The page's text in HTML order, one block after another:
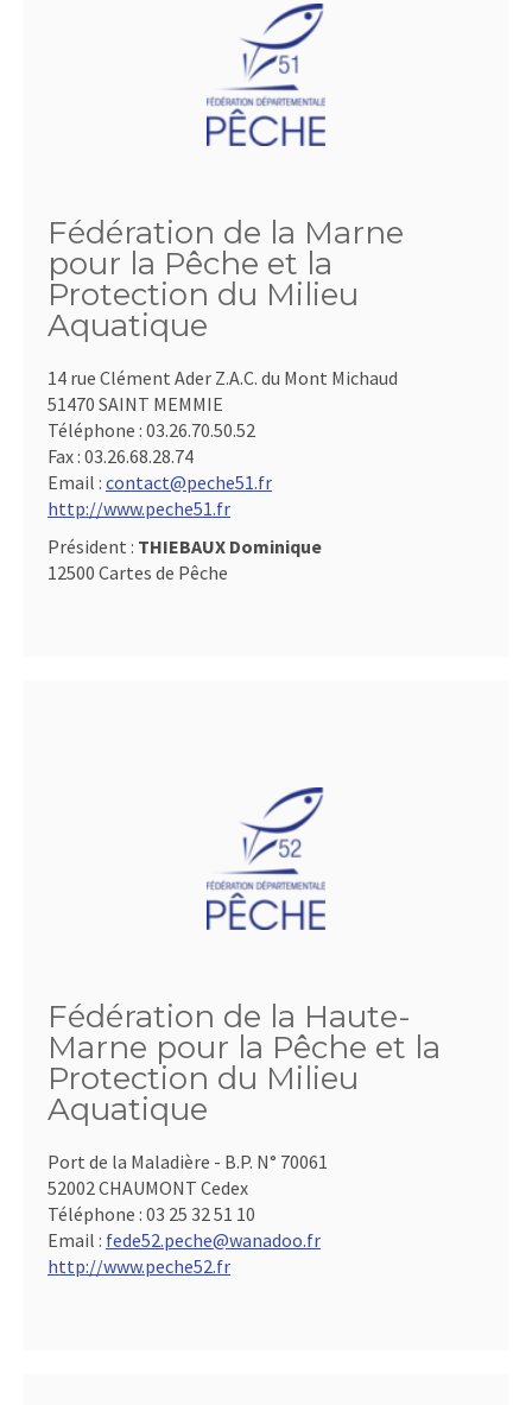
Fédération de la Marne
pour la Pêche et la
Protection du Milieu
Aquatique
14 rue Clément Ader Z.A.C. du Mont Michaud
51470 SAINT MEMMIE
Téléphone : 03.26.70.50.52
Fax : 03.26.68.28.74
Email : contact@peche51.fr
http://www.peche51.fr
Président : THIEBAUX Dominique
12500 Cartes de Pêche
Fédération de la Haute-
Marne pour la Pêche et la
Protection du Milieu
Aquatique
Port de la Maladière - B.P. N° 70061
52002 CHAUMONT Cedex
Téléphone : 03 25 32 51 10
Email : fede52.peche@wanadoo.fr
http://www.peche52.fr